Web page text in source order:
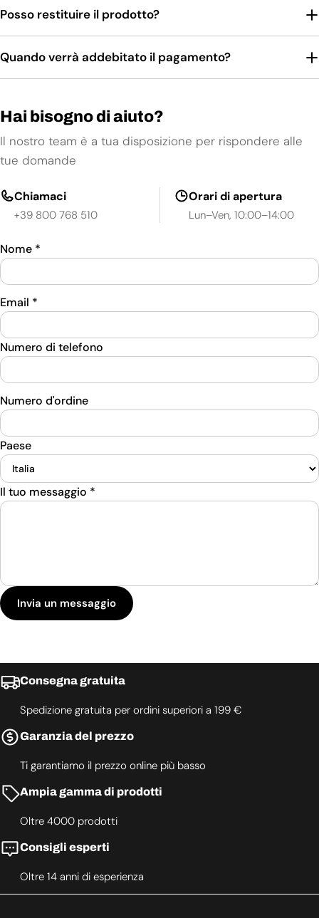
Posso restituire il prodotto?
Quando verrà addebitato il pagamento?
Hai bisogno di aiuto?
Il nostro team è a tua disposizione per rispondere alle
tue domande
Chiamaci
+39 800 768 510
Orari di apertura
Lun–Ven, 10:00–14:00
Nome *
Email *
Numero di telefono
Numero d'ordine
Paese
Il tuo messaggio *
Invia un messaggio
Consegna gratuita
Spedizione gratuita per ordini superiori a 199 €
Garanzia del prezzo
Ti garantiamo il prezzo online più basso
Ampia gamma di prodotti
Oltre 4000 prodotti
Consigli esperti
Oltre 14 anni di esperienza